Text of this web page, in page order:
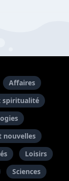
Affaires
spiritualité
nouvelles
Loisirs
Sciences